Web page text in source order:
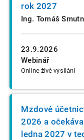
23.9.2026
Webinář
Online živé vysílání
rok 2027
Ing. Tomáš
Mzdové
2026 a
ledna 2027 v